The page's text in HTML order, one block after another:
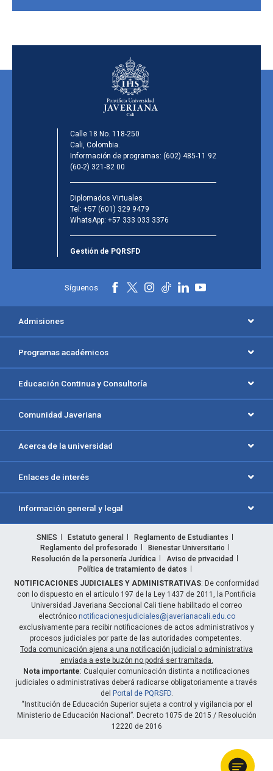
Calle 18 No. 118-250
Cali, Colombia.
Información de programas: (602) 485-11 92
(60-2) 321-82 00
Diplomados Virtuales
Tel: +57 (601) 329 9479
WhatsApp: +57 333 033 3376
Gestión de PQRSFD
Síguenos
Admisiones
Programas académicos
Educación Continua y Consultoría
Comunidad Javeriana
Acerca de la universidad
Enlaces de interés
Información general y legal
SNIES Estatuto general
Reglamento de Estudiantes
Reglamento del profesorado
Bienestar Universitario
Resolución de la personería Jurídica
Aviso de privacidad
Política de tratamiento de datos
NOTIFICACIONES JUDICIALES Y ADMINISTRATIVAS: De conformidad
con lo dispuesto en el artículo 197 de la Ley 1437 de 2011, la Pontificia
Universidad Javeriana Seccional Cali tiene habilitado el correo
electrónico notificacionesjudiciales@javerianacali.edu.co
exclusivamente para recibir notificaciones de actos administrativos y
procesos judiciales por parte de las autoridades competentes.
Toda comunicación ajena a una notificación judicial o administrativa
enviada a este buzón no podrá ser tramitada.
Nota importante: Cualquier comunicación distinta a notificaciones
judiciales o administrativas deberá radicarse obligatoriamente a través
del Portal de PQRSFD.
“Institución de Educación Superior sujeta a control y vigilancia por el
Ministerio de Educación Nacional”. Decreto 1075 de 2015 / Resolución
12220 de 2016